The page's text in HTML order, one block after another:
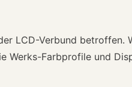
LCD-Verbund betroffen.
Farbprofile und